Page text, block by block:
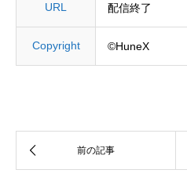
URL 配信終了
Copyright ©HuneX